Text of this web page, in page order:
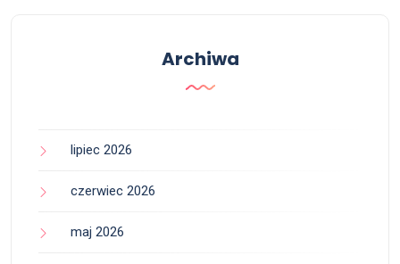
Archiwa
lipiec 2026
czerwiec 2026
maj 2026